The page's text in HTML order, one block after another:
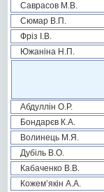
Саврасов М.В.
Сюмар В.П.
Фріз І.В.
Южаніна Н.П.
Абдуллін О.Р.
Бондарєв К.А.
Волинець М.Я.
Дубіль В.О.
Кабаченко В.В.
Кожем’якін А.А.